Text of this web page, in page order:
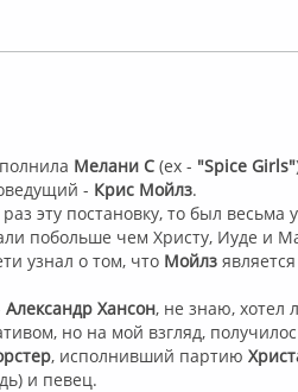
Мелани С(ex ⁣- "Spice Girls"
- ⁣Крис Мойлз.
эту постановку, то был весьма
побольше чем Христу, Иуде и
узнал о том, что Мойлз
Александр Хансон, не знаю, хотел
но на мой взгляд,
, исполнивший партию
и певец.